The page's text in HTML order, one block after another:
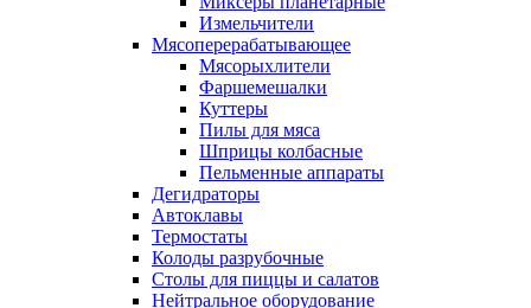
Измельчители
Мясоперерабатывающее
Мясорыхлители
Фаршемешалки
Куттеры
Пилы для мяса
Шприцы колбасные
Пельменные аппараты
Дегидраторы
Автоклавы
Термостаты
Колоды разрубочные
Столы для пиццы и салатов
Нейтральное оборудование